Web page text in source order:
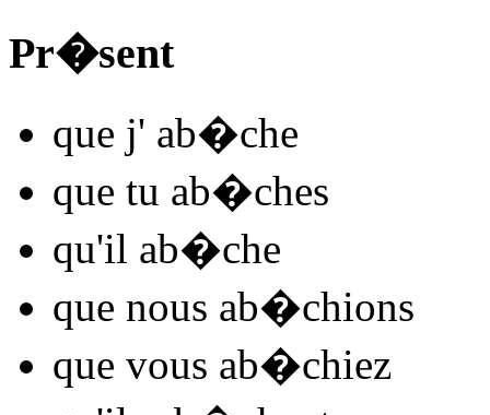
Pr�sent
que j' ab�che
que tu ab�ches
qu'il ab�che
que nous ab�chions
que vous ab�chiez